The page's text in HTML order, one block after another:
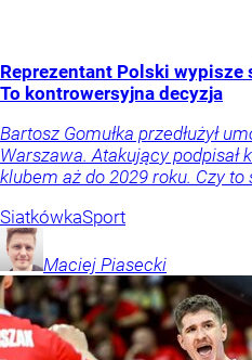
Reprezentant Polski wypisze
To kontrowersyjna decyzja
Bartosz Gomułka przedłużył
Warszawa. Atakujący podpisał
klubem aż do 2029 roku. Czy to
SiatkówkaSport
Maciej Piasecki